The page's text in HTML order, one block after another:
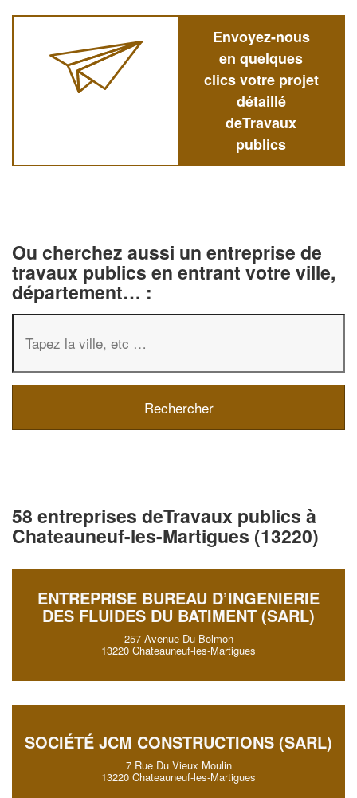
Envoyez-nous
en quelques
clics votre projet
détaillé
deTravaux
publics
Ou cherchez aussi un entreprise de
travaux publics en entrant votre ville,
département… :
58 entreprises deTravaux publics à
Chateauneuf-les-Martigues (13220)
ENTREPRISE BUREAU D’INGENIERIE
DES FLUIDES DU BATIMENT (SARL)
257 Avenue Du Bolmon
13220 Chateauneuf-les-Martigues
SOCIÉTÉ JCM CONSTRUCTIONS (SARL)
7 Rue Du Vieux Moulin
13220 Chateauneuf-les-Martigues